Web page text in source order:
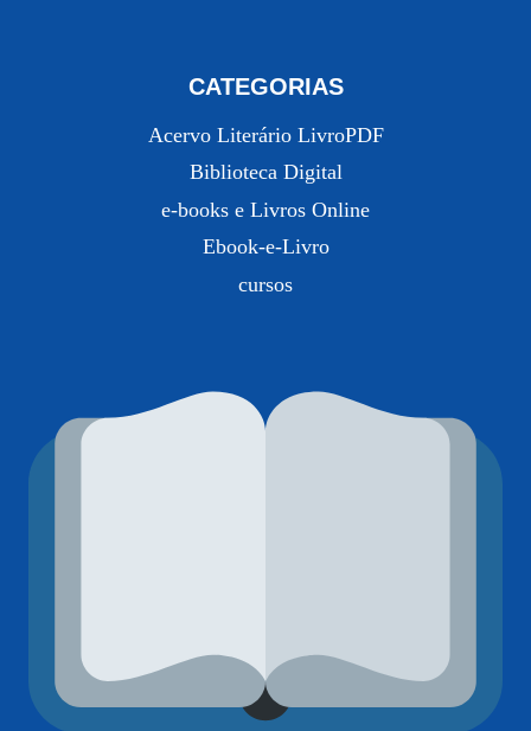
CATEGORIAS
Acervo Literário LivroPDF
Biblioteca Digital
e-books e Livros Online
Ebook-e-Livro
cursos